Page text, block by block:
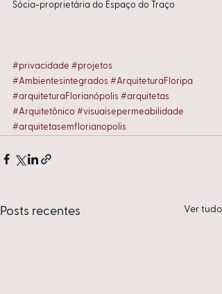
Sócia-proprietária do Espaço do Traço
#privacidade #projetos
#Ambientesintegrados #ArquiteturaFloripa
#arquiteturaFlorianópolis #arquitetas
#Arquitetônico #visuaisepermeabilidade
#arquitetasemflorianopolis
Posts recentes Ver tudo